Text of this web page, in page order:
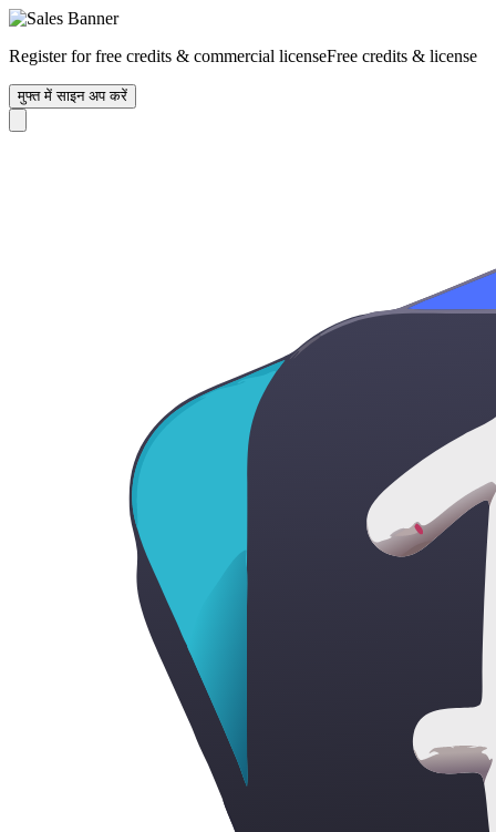
Register for free credits & commercial licenseFree credits & license
मुफ्त में साइन अप करें